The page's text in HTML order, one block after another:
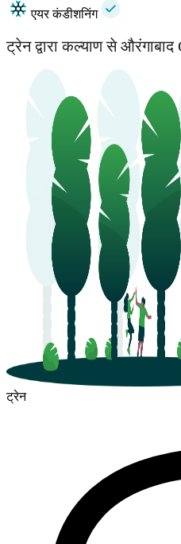
एयर कंडीशनिंग
ट्रेन द्वारा कल्याण से
ट्रेन